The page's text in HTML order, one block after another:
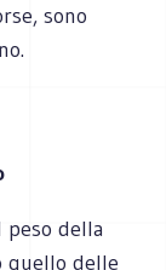
sono
della
quello delle